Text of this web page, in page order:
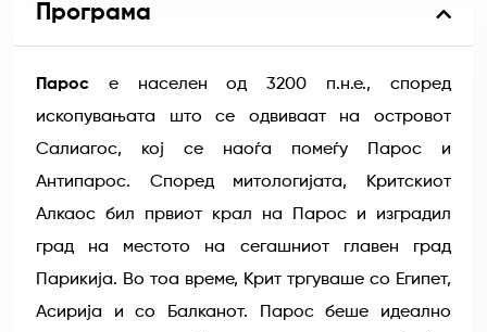
Програма
Парос е населен од 3200 п.н.е., според
ископувањата што се одвиваат на островот
Салиагос, кој се наоѓа помеѓу Парос и
Антипарос. Според митологијата, Критскиот
Алкаос бил првиот крал на Парос и изградил
град на местото на сегашниот главен град
Парикија. Во тоа време, Крит тргуваше со Египет,
Асирија и со Балканот. Парос беше идеално